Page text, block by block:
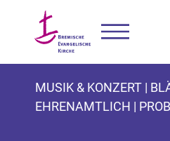
MUSIK & KONZERT |
EHRENAMTLICH |